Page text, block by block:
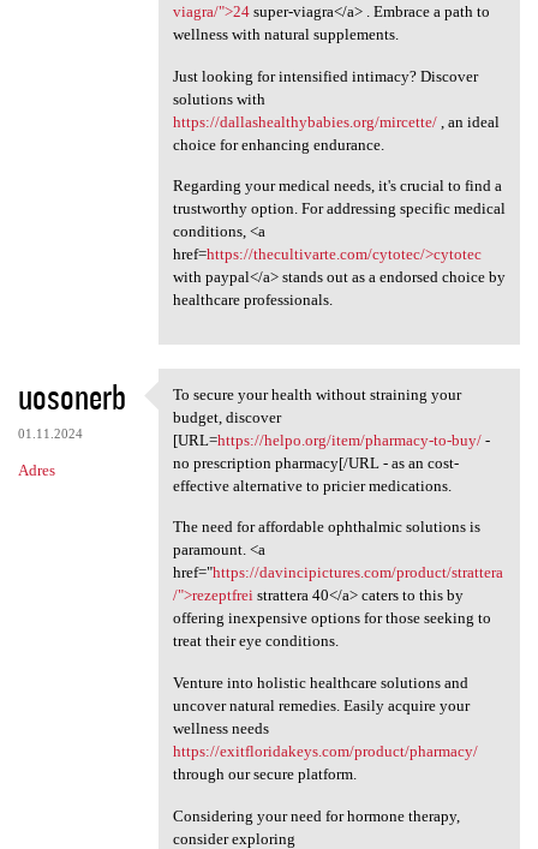
viagra/">24super-viagra</a> . Embrace a path to
wellness with natural supplements.
Just looking for intensified intimacy? Discover
solutions with
https://dallashealthybabies.org/mircette/, an ideal
choice for enhancing endurance.
Regarding your medical needs, it's crucial to find a
trustworthy option. For addressing specific medical
conditions, <a
href=https://thecultivarte.com/cytotec/>cytotec
with paypal</a> stands out as a endorsed choice by
healthcare professionals.
uosonerb
01.11.2024
Adres
To secure your health without
To secure your health without straining your
budget, discover
[URL=https://helpo.org/item/pharmacy-to-buy/-
no prescription pharmacy[/URL - as an cost-
effective alternative to pricier medications.
The need for affordable ophthalmic solutions is
paramount. <a
href="https://davincipictures.com/product/strattera
/">rezeptfreistrattera 40</a> caters to this by
offering inexpensive options for those seeking to
treat their eye conditions.
Venture into holistic healthcare solutions and
uncover natural remedies. Easily acquire your
wellness needs
https://exitfloridakeys.com/product/pharmacy/
through our secure platform.
Considering your need for hormone therapy,
consider exploring